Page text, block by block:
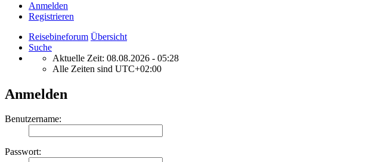
Anmelden
Registrieren
Reisebineforum Übersicht
Suche
Aktuelle Zeit: 08.08.2026 - 05:28
Alle Zeiten sind UTC+02:00
Anmelden
Benutzername:
Passwort: